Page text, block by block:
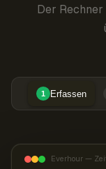
Der
1 Erfassen
Everhour —